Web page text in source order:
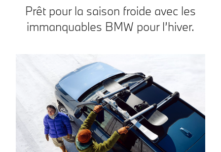
Prêt pour la saison froide avec les
immanquables BMW pour l’hiver.